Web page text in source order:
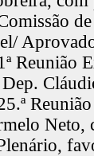
Reunião